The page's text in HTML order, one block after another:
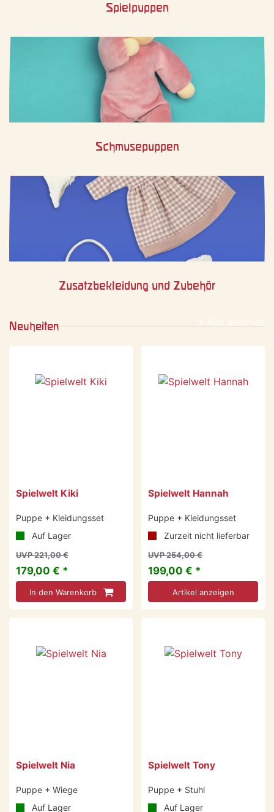
Spielpuppen
Schmusepuppen
Zusatzbekleidung und Zubehör
Neuheiten Alle ansehen
-19 %
Spielwelt Kiki
Puppe + Kleidungsset
Auf Lager
UVP 221,00 €
179,00 € *
In den Warenkorb
Spielwelt Hannah
Puppe + Kleidungsset
Zurzeit nicht lieferbar
UVP 254,00 €
199,00 € *
Artikel anzeigen
-22 %
Spielwelt Nia
Puppe + Wiege
Auf Lager
Spielwelt Tony
Puppe + Stuhl
Auf Lager